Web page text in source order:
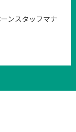
ンスタッフマナ